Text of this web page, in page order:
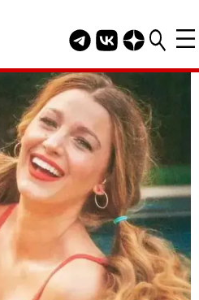
Telegram канал
Группа HELLO
Канал